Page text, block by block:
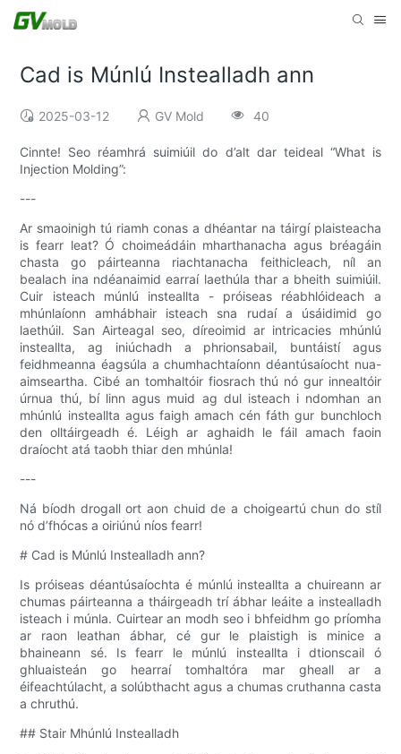
Cad is Múnlú Instealladh ann
2025-03-12 GV Mold 40
Cinnte! Seo réamhrá suimiúil do d’alt dar teideal “What is
Injection Molding”:
---
Ar smaoinigh tú riamh conas a dhéantar na táirgí plaisteacha
is fearr leat? Ó choimeádáin mharthanacha agus bréagáin
chasta go páirteanna riachtanacha feithicleach, níl an
bealach ina ndéanaimid earraí laethúla thar a bheith suimiúil.
Cuir isteach múnlú insteallta - próiseas réabhlóideach a
mhúnlaíonn amhábhair isteach sna rudaí a úsáidimid go
laethúil. San Airteagal seo, díreoimid ar intricacies mhúnlú
insteallta, ag iniúchadh a phrionsabail, buntáistí agus
feidhmeanna éagsúla a chumhachtaíonn déantúsaíocht nua-
aimseartha. Cibé an tomhaltóir fiosrach thú nó gur innealtóir
úrnua thú, bí linn agus muid ag dul isteach i ndomhan an
mhúnlú insteallta agus faigh amach cén fáth gur bunchloch
den olltáirgeadh é. Léigh ar aghaidh le fáil amach faoin
draíocht atá taobh thiar den mhúnla!
---
Ná bíodh drogall ort aon chuid de a choigeartú chun do stíl
nó d’fhócas a oiriúnú níos fearr!
# Cad is Múnlú Instealladh ann?
Is próiseas déantúsaíochta é múnlú insteallta a chuireann ar
chumas páirteanna a tháirgeadh trí ábhar leáite a instealladh
isteach i múnla. Cuirtear an modh seo i bhfeidhm go príomha
ar raon leathan ábhar, cé gur le plaistigh is minice a
bhaineann sé. Is fearr le múnlú insteallta i dtionscail ó
ghluaisteán go hearraí tomhaltóra mar gheall ar a
éifeachtúlacht, a solúbthacht agus a chumas cruthanna casta
a chruthú.
## Stair Mhúnlú Instealladh